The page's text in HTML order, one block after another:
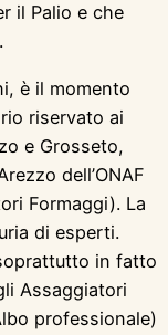
il Palio e che
è il momento
riservato ai
e Grosseto,
dell’ONAF
Formaggi). La
di esperti.
in fatto
Assaggiatori
professionale)